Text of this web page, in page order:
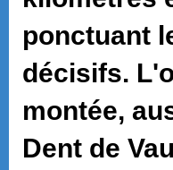
ponctuant
décisifs.
montée,
Dent de